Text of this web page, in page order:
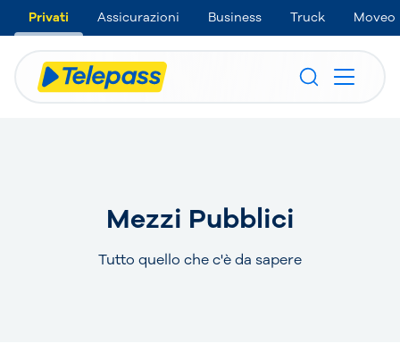
Privati Assicurazioni Business Truck Moveo
Mezzi Pubblici
Tutto quello che c'è da sapere